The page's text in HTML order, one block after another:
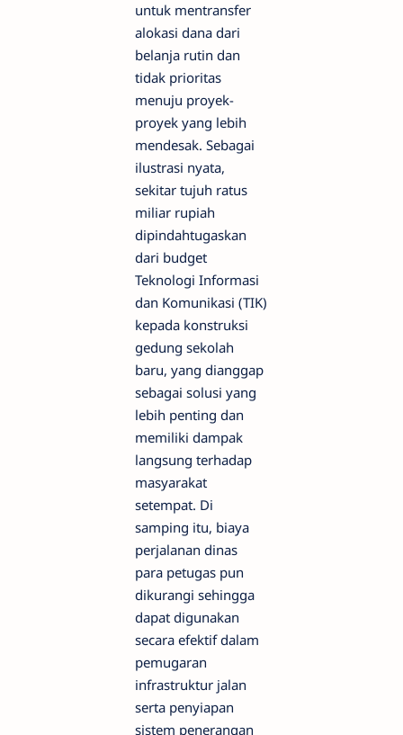
untuk mentransfer
alokasi dana dari
belanja rutin dan
tidak prioritas
menuju proyek-
proyek yang lebih
mendesak. Sebagai
ilustrasi nyata,
sekitar tujuh ratus
miliar rupiah
dipindahtugaskan
dari budget
Teknologi Informasi
dan Komunikasi (TIK)
kepada konstruksi
gedung sekolah
baru, yang dianggap
sebagai solusi yang
lebih penting dan
memiliki dampak
langsung terhadap
masyarakat
setempat. Di
samping itu, biaya
perjalanan dinas
para petugas pun
dikurangi sehingga
dapat digunakan
secara efektif dalam
pemugaran
infrastruktur jalan
serta penyiapan
sistem penerangan